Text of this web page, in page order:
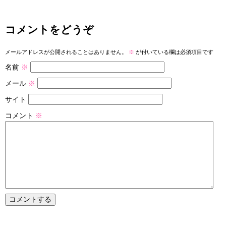
コメントをどうぞ
メールアドレスが公開されることはありません。 ※ が付いている欄は必須項目です
名前 ※
メール ※
サイト
コメント ※